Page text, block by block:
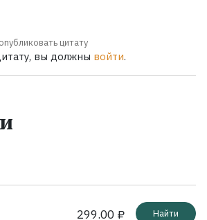
цитату
вы должны войти.
299.00 ₽ Найти